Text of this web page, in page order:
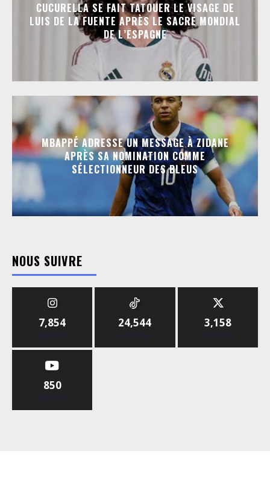
CUCURELLA SE FAIT TATOUER LE VISAGE DE
LUIS DE LA FUENTE APRÈS LE SACRE MONDIAL
DE L’ESPAGNE
MBAPPÉ ADRESSE UN MESSAGE À ZIDANE
APRÈS SA NOMINATION COMME
SÉLECTIONNEUR DES BLEUS
NOUS SUIVRE
7,854
Abonnés
24,544
Abonnés
3,158
Abonnés
850
Abonnés